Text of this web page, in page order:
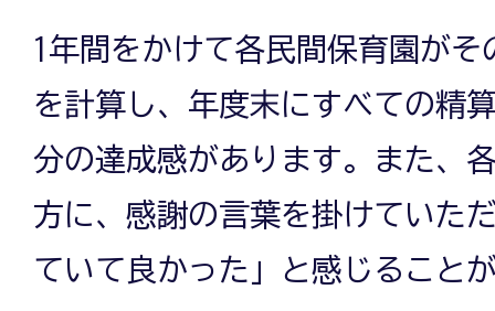
児
保
育
1年間をかけて各民間保育園が
を計算し、年度末にすべての精
分の達成感があります。また、
方に、感謝の言葉を掛けていた
ていて良かった」と感じること